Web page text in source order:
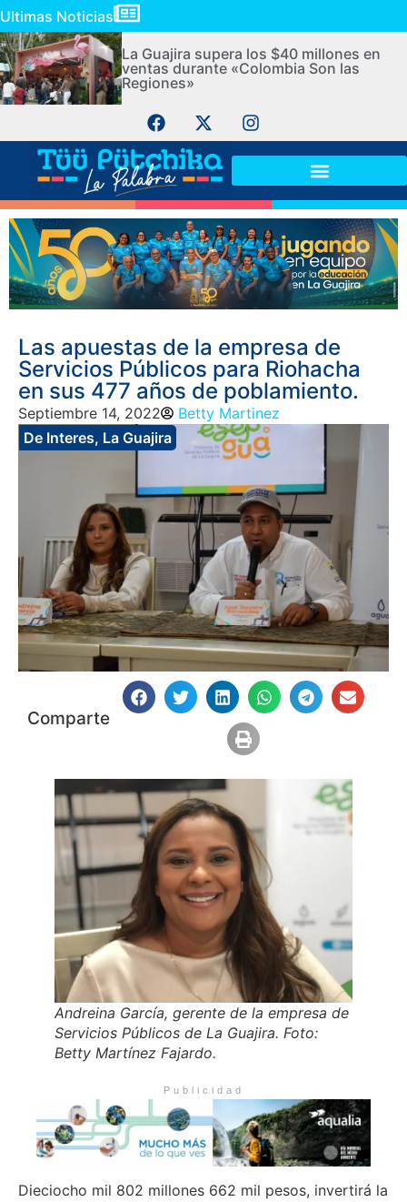
Ultimas Noticias
La Guajira supera los $40 millones en
ventas durante «Colombia Son las
Regiones»
Las apuestas de la empresa de
Servicios Públicos para Riohacha
en sus 477 años de poblamiento.
Septiembre 14, 2022
Betty Martinez
De Interes, La Guajira
Comparte
Andreina García, gerente de la empresa de
Servicios Públicos de La Guajira. Foto:
Betty Martínez Fajardo.
Publicidad
Dieciocho mil 802 millones 662 mil pesos, invertirá la